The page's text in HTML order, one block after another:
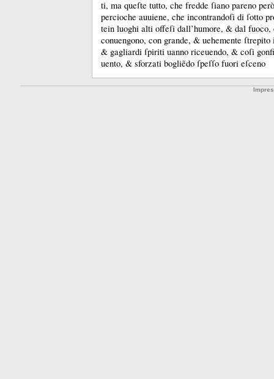
ti, ma queſte tutto, che fredde ſiano pareno
percioche auuiene, che incontrandoſi di ſotto
tein luoghi alti offeſi dall’humore, & dal fuoco,
conuengono, con grande, & uehemente
& gagliardi ſpiriti uanno riceuendo, & coſi
uento, & sforzati bogliẽdo ſpeſſo fuori eſceno